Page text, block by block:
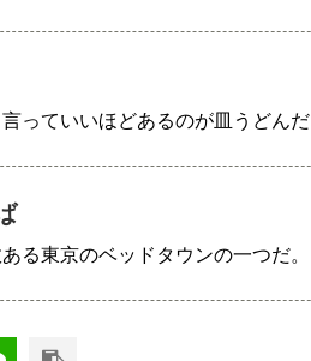
っていいほどあるのが皿うどん
る東京のベッドタウンの一つだ